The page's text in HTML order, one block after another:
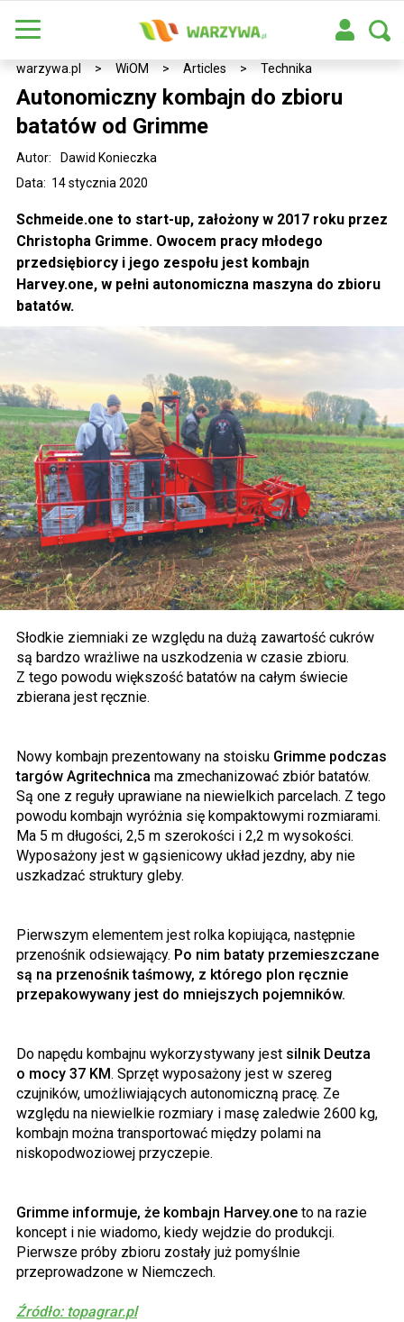
warzywa.pl > WiOM > Articles > Technika
Autonomiczny kombajn do zbioru
batatów od Grimme
Data: 14 stycznia 2020
Autor: Dawid Konieczka
Schmeide.one to start-up, założony w 2017 roku przez
Christopha Grimme. Owocem pracy młodego
przedsiębiorcy i jego zespołu jest kombajn
Harvey.one, w pełni autonomiczna maszyna do zbioru
batatów.
Słodkie ziemniaki ze względu na dużą zawartość cukrów
są bardzo wrażliwe na uszkodzenia w czasie zbioru.
Z tego powodu większość batatów na całym świecie
zbierana jest ręcznie.
Nowy kombajn prezentowany na stoisku Grimme podczas
targów Agritechnica ma zmechanizować zbiór batatów.
Są one z reguły uprawiane na niewielkich parcelach. Z tego
powodu kombajn wyróżnia się kompaktowymi rozmiarami.
Ma 5 m długości, 2,5 m szerokości i 2,2 m wysokości.
Wyposażony jest w gąsienicowy układ jezdny, aby nie
uszkadzać struktury gleby.
Pierwszym elementem jest rolka kopiująca, następnie
przenośnik odsiewający. Po nim bataty przemieszczane
są na przenośnik taśmowy, z którego plon ręcznie
przepakowywany jest do mniejszych pojemników.
Do napędu kombajnu wykorzystywany jest silnik Deutza
o mocy 37 KM. Sprzęt wyposażony jest w szereg
czujników, umożliwiających autonomiczną pracę. Ze
względu na niewielkie rozmiary i masę zaledwie 2600 kg,
kombajn można transportować między polami na
niskopodwoziowej przyczepie.
Grimme informuje, że kombajn Harvey.one to na razie
koncept i nie wiadomo, kiedy wejdzie do produkcji.
Pierwsze próby zbioru zostały już pomyślnie
przeprowadzone w Niemczech.
Źródło: topagrar.pl